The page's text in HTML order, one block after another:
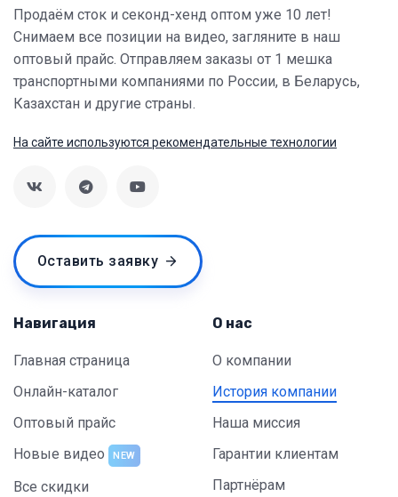
Продаём сток и секонд-хенд оптом уже 10 лет!
Снимаем все позиции на видео, загляните в наш
оптовый прайс. Отправляем заказы от 1 мешка
транспортными компаниями по России, в Беларусь,
Казахстан и другие страны.
На сайте используются рекомендательные технологии
Оставить заявку
Навигация
Главная страница
Онлайн-каталог
Оптовый прайс
Новые видео
NEW
Все скидки
О нас
О компании
История компании
Наша миссия
Гарантии клиентам
Партнёрам